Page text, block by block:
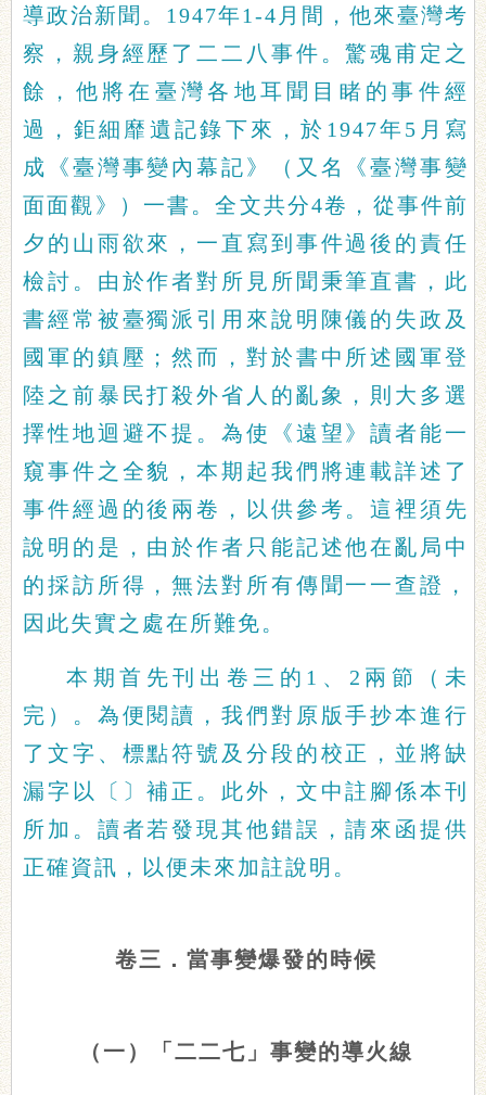
導政治新聞。1947年1-4月間，他來臺灣考
察，親身經歷了二二八事件。驚魂甫定之
餘，他將在臺灣各地耳聞目睹的事件經
過，鉅細靡遺記錄下來，於1947年5月寫
成《臺灣事變內幕記》（又名《臺灣事變
面面觀》）一書。全文共分4卷，從事件前
夕的山雨欲來，一直寫到事件過後的責任
檢討。由於作者對所見所聞秉筆直書，此
書經常被臺獨派引用來說明陳儀的失政及
國軍的鎮壓；然而，對於書中所述國軍登
陸之前暴民打殺外省人的亂象，則大多選
擇性地迴避不提。為使《遠望》讀者能一
窺事件之全貌，本期起我們將連載詳述了
事件經過的後兩卷，以供參考。這裡須先
說明的是，由於作者只能記述他在亂局中
的採訪所得，無法對所有傳聞一一查證，
因此失實之處在所難免。
本期首先刊出卷三的1、2兩節（未
完）。為便閱讀，我們對原版手抄本進行
了文字、標點符號及分段的校正，並將缺
漏字以〔〕補正。此外，文中註腳係本刊
所加。讀者若發現其他錯誤，請來函提供
正確資訊，以便未來加註說明。
卷三．當事變爆發的時候
（一）「二二七」事變的導火線